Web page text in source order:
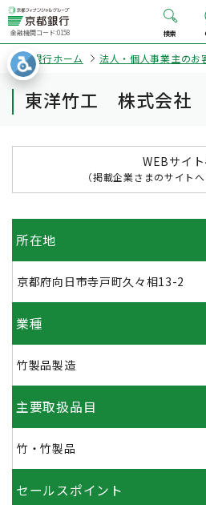
金融機関コード:0158 検索
京都銀行ホーム 法人・個人事業主のお
東洋竹工 株式会社
WEBサイ
（掲載企業さまのサイト
所在地
京都府向日市寺戸町久々相13-2
業種
竹製品製造
主要取扱品目
竹・竹製品
セールスポイント